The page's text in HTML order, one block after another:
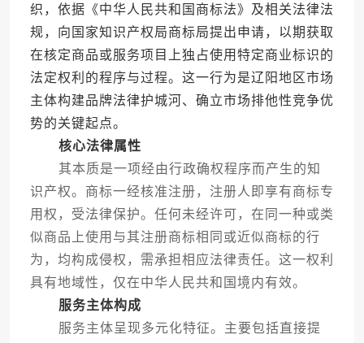
织，依据《中华人民共和国商标法》及相关法律法
规，向国家知识产权局商标局提出申请，以期获取
在核定商品或服务项目上独占使用特定商业标识的
法定权利的程序与过程。这一行为是辽阳地区市场
主体构建品牌法律护城河、确立市场排他性竞争优
势的关键起点。
核心法律属性
其本质是一项经由行政确权程序而产生的知
识产权。商标一经核准注册，注册人即享有商标专
用权，受法律保护。任何未经许可，在同一种或类
似商品上使用与其注册商标相同或近似商标的行
为，均构成侵权，需承担相应法律责任。这一权利
具有地域性，仅在中华人民共和国境内有效。
服务主体构成
服务主体呈现多元化特征。主要包括直接提